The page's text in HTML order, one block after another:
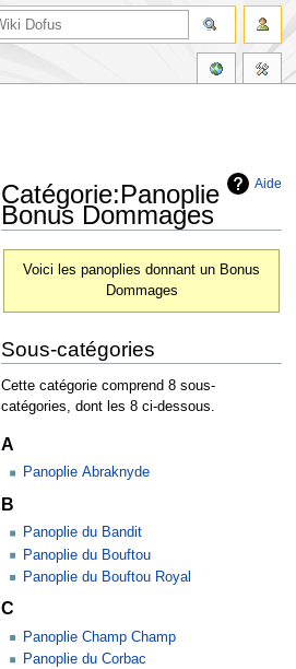
Aide
Catégorie:Panoplie
Bonus Dommages
Voici les panoplies donnant un Bonus
Dommages
Sous-catégories
Cette catégorie comprend 8 sous-
catégories, dont les 8 ci-dessous.
A
Panoplie Abraknyde
B
Panoplie du Bandit
Panoplie du Bouftou
Panoplie du Bouftou Royal
C
Panoplie Champ Champ
Panoplie du Corbac